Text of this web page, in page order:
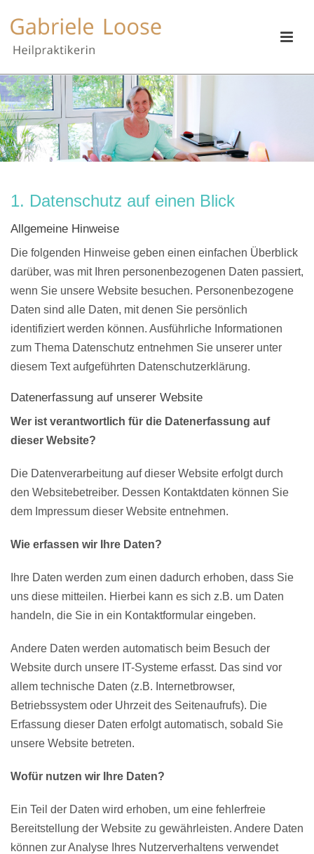
1. Datenschutz auf einen Blick
Allgemeine Hinweise
Die folgenden Hinweise geben einen einfachen Überblick
darüber, was mit Ihren personenbezogenen Daten passiert,
wenn Sie unsere Website besuchen. Personenbezogene
Daten sind alle Daten, mit denen Sie persönlich
identifiziert werden können. Ausführliche Informationen
zum Thema Datenschutz entnehmen Sie unserer unter
diesem Text aufgeführten Datenschutzerklärung.
Datenerfassung auf unserer Website
Wer ist verantwortlich für die Datenerfassung auf
dieser Website?
Die Datenverarbeitung auf dieser Website erfolgt durch
den Websitebetreiber. Dessen Kontaktdaten können Sie
dem Impressum dieser Website entnehmen.
Wie erfassen wir Ihre Daten?
Ihre Daten werden zum einen dadurch erhoben, dass Sie
uns diese mitteilen. Hierbei kann es sich z.B. um Daten
handeln, die Sie in ein Kontaktformular eingeben.
Andere Daten werden automatisch beim Besuch der
Website durch unsere IT-Systeme erfasst. Das sind vor
allem technische Daten (z.B. Internetbrowser,
Betriebssystem oder Uhrzeit des Seitenaufrufs). Die
Erfassung dieser Daten erfolgt automatisch, sobald Sie
unsere Website betreten.
Wofür nutzen wir Ihre Daten?
Ein Teil der Daten wird erhoben, um eine fehlerfreie
Bereitstellung der Website zu gewährleisten. Andere Daten
können zur Analyse Ihres Nutzerverhaltens verwendet